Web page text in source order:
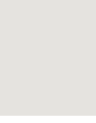
ジアホテルクイ